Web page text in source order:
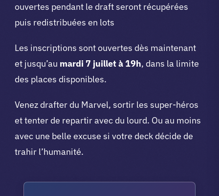
ouvertes pendant le draft seront récupérées
puis redistribuées en lots
Les inscriptions sont ouvertes dès maintenant
et jusqu’au mardi 7 juillet à 19h, dans la limite
des places disponibles.
Venez drafter du Marvel, sortir les super-héros
et tenter de repartir avec du lourd. Ou au moins
avec une belle excuse si votre deck décide de
trahir l’humanité.